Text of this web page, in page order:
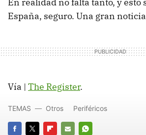
España, seguro. Una gran
Vía | The Register.
TEMAS Otros Periféricos